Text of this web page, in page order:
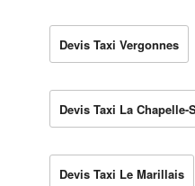
Devis Taxi Vergonnes
Devis Taxi La Chapelle-
Devis Taxi Le Marillais